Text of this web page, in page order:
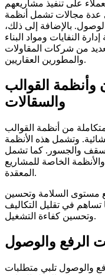
على تنفيذ مشاريعهم
عدة مجالات تشمل أنظمة
بالإضافة إلى ذلك،
النفايات ومواد البناء
من شركات المقاولات
والمطورين العقاريين.
وأنظمة القوالب
والسقالات
من أنظمة القوالب
وتشمل هذه الأنظمة
والجسور. كما تشمل
الخاصة للمشاريع
المعقدة.
مستوى السلامة وتحسين
في تقليل التكاليف
وتحسين كفاءة التشغيل.
الرفع والوصول
والوصول تلبي متطلبات